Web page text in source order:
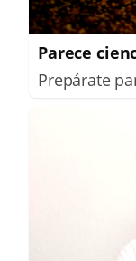
Parece
Prepárate